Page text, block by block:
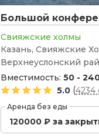
Большой
Свияжские холмы
Казань, ​Свияжские
Верхнеуслонский
Вместимость:50 -
5.0 (4234
Аренда без еды
120000 ₽ за